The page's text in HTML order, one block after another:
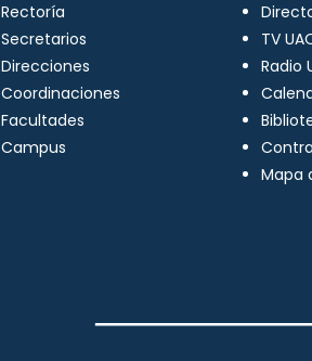
Rectoría
Secretarios
Direcciones
Coordinaciones
Facultades
Campus
TV
Radio
Mapa